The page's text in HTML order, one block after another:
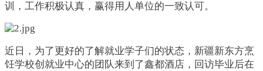
训，工作积极认真，赢得用人单位的一致认可。
近日，为了更好的了解就业学子们的状态， 新疆新东方烹
饪学校创就业中心的团队来到了鑫都酒店 ，回访毕业后在